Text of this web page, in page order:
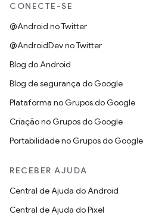
CONECTE-SE
@Android no Twitter
@AndroidDev no Twitter
Blog do Android
Blog de segurança do Google
Plataforma no Grupos do Google
Criação no Grupos do Google
Portabilidade no Grupos do Google
RECEBER AJUDA
Central de Ajuda do Android
Central de Ajuda do Pixel